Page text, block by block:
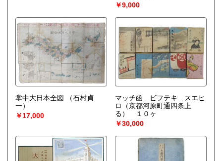
￥9,000
掌中大日本全図
（石村貞
一）
￥17,000
マッチ函 ビフテキ スエヒ
ロ（京都河原町通四条上
る） １０ヶ
￥30,000